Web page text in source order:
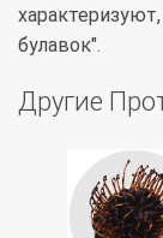
булавок".
Другие